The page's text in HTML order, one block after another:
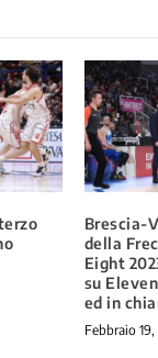
Brescia-
della
Eight
su
ed in
Febbraio